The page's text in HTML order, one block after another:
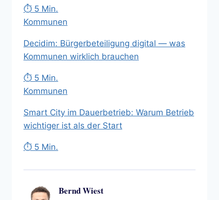
⏱ 5 Min.
Kommunen
Decidim: Bürgerbeteiligung digital — was
Kommunen wirklich brauchen
⏱ 5 Min.
Kommunen
Smart City im Dauerbetrieb: Warum Betrieb
wichtiger ist als der Start
⏱ 5 Min.
Bernd Wiest